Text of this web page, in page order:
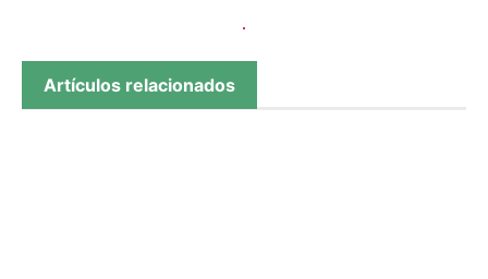
Artículos relacionados